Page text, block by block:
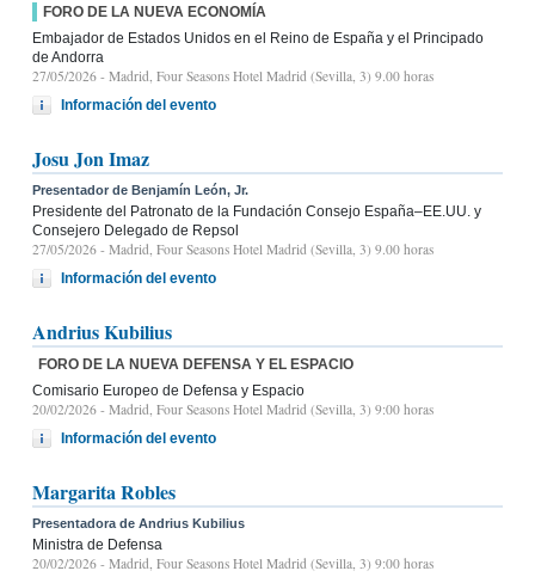
FORO DE LA NUEVA ECONOMÍA
Embajador de Estados Unidos en el Reino de España y el Principado
de Andorra
27/05/2026 - Madrid, Four Seasons Hotel Madrid (Sevilla, 3) 9.00 horas
Información del evento
Josu Jon Imaz
Presentador de Benjamín León, Jr.
Presidente del Patronato de la Fundación Consejo España–EE.UU. y
Consejero Delegado de Repsol
27/05/2026 - Madrid, Four Seasons Hotel Madrid (Sevilla, 3) 9.00 horas
Información del evento
Andrius Kubilius
FORO DE LA NUEVA DEFENSA Y EL ESPACIO
Comisario Europeo de Defensa y Espacio
20/02/2026 - Madrid, Four Seasons Hotel Madrid (Sevilla, 3) 9:00 horas
Información del evento
Margarita Robles
Presentadora de Andrius Kubilius
Ministra de Defensa
20/02/2026 - Madrid, Four Seasons Hotel Madrid (Sevilla, 3) 9:00 horas